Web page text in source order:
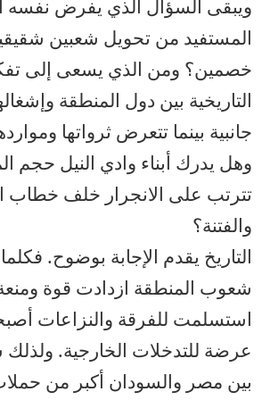
ويبقى السؤال الذي يفرض نفسه
المستفيد من تحويل شعبين
خصمين؟ ومن الذي يسعى إلى
التاريخية بين دول المنطقة
جانبية بينما تتعرض ثرواتها
وهل يدرك أبناء وادي النيل حجم
تترتب على الانجرار خلف خطاب
والفتنة؟
التاريخ يقدم الإجابة بوضوح.
شعوب المنطقة ازدادت قوة
استسلمت للفرقة والنزاعات
عرضة للتدخلات الخارجية. ولذلك
بين مصر والسودان أكبر من